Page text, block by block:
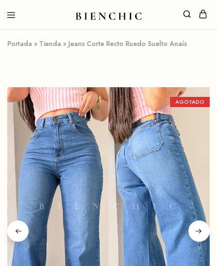
Portada » Tienda » Jeans Corte Recto Ruedo Suelto Anaís
AGOTADO